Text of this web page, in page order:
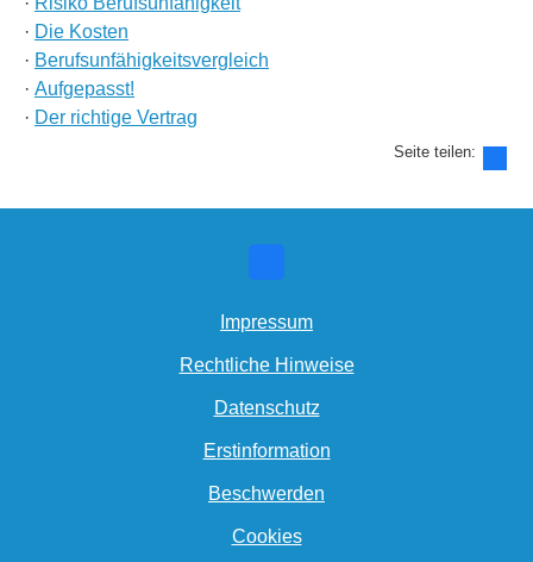
· Die Kosten
· Berufs­unfähig­keitsvergleich
· Aufgepasst!
· Der richtige Vertrag
Seite teilen:
Impressum
Rechtliche Hinweise
Datenschutz
Erstinformation
Beschwerden
Cookies